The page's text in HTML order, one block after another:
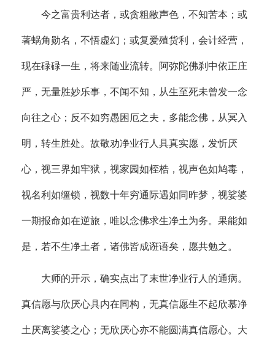
今之富贵利达者，或贪粗敝声色，不知苦本；或
著蜗角勋名，不悟虚幻；或复爱殖货利，会计经营，
现在碌碌一生，将来随业流转。阿弥陀佛刹中依正庄
严，无量胜妙乐事，不闻不知，从生至死未曾发一念
向往之心；反不如穷愚困厄之夫，多能念佛，从冥入
明，转生胜处。故敬劝净业行人具真实愿，发忻厌
心，视三界如牢狱，视家园如桎梏，视声色如鸠毒，
视名利如缰锁，视数十年穷通际遇如同昨梦，视娑婆
一期报命如在逆旅，唯以念佛求生净土为务。果能如
是，若不生净土者，诸佛皆成诳语矣，愿共勉之。
大师的开示，确实点出了末世净业行人的通病。
真信愿与欣厌心具内在同构，无真信愿生不起欣慕净
土厌离娑婆之心；无欣厌心亦不能圆满真信愿心。大